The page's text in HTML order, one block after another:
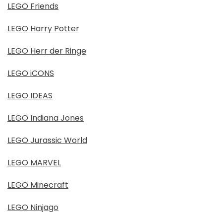
LEGO Friends
LEGO Harry Potter
LEGO Herr der Ringe
LEGO iCONS
LEGO IDEAS
LEGO Indiana Jones
LEGO Jurassic World
LEGO MARVEL
LEGO Minecraft
LEGO Ninjago